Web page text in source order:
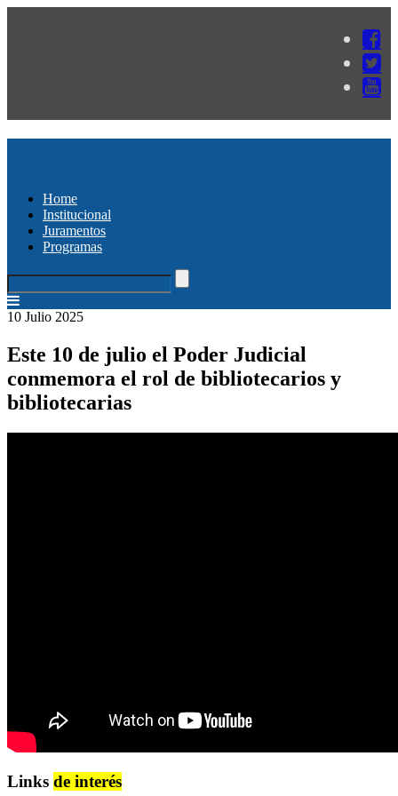
Home
Institucional
Juramentos
Programas
10 Julio 2025
Este 10 de julio el Poder Judicial
conmemora el rol de bibliotecarios y
bibliotecarias
Links de interés